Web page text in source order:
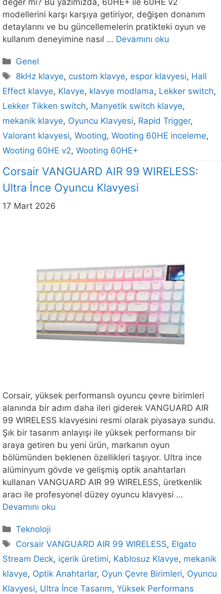
modellerini karşı karşıya getiriyor, değişen donanım
detaylarını ve bu güncellemelerin pratikteki oyun ve
kullanım deneyimine nasıl … Devamını oku
Kategoriler
Genel
Etiketler
8kHz klavye, custom klavye, espor klavyesi, Hall
Effect klavye, Klavye, klavye modlama, Lekker switch,
Lekker Tikken switch, Manyetik switch klavye,
mekanik klavye, Oyuncu Klavyesi, Rapid Trigger,
Valorant klavyesi, Wooting, Wooting 60HE inceleme,
Wooting 60HE v2, Wooting 60HE+
Corsair VANGUARD AIR 99 WIRELESS:
Ultra İnce Oyuncu Klavyesi
17 Mart 2026
Corsair, yüksek performanslı oyuncu çevre birimleri
alanında bir adım daha ileri giderek VANGUARD AIR
99 WIRELESS klavyesini resmi olarak piyasaya sundu.
Şık bir tasarım anlayışı ile yüksek performansı bir
araya getiren bu yeni ürün, markanın oyun
bölümünden beklenen özellikleri taşıyor. Ultra ince
alüminyum gövde ve gelişmiş optik anahtarları
kullanan VANGUARD AIR 99 WIRELESS, üretkenlik
aracı ile profesyonel düzey oyuncu klavyesi …
Devamını oku
Kategoriler
Teknoloji
Etiketler
Corsair VANGUARD AIR 99 WIRELESS, Elgato
Stream Deck, içerik üretimi, Kablosuz Klavye, mekanik
klavye, Optik Anahtarlar, Oyun Çevre Birimleri, Oyuncu
Klavyesi, Ultra İnce Tasarım, Yüksek Performans